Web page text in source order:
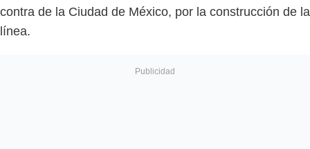
contra de la Ciudad de México, por la construcción de la
línea.